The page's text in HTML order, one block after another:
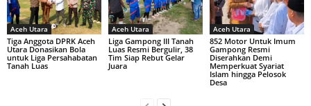
Aceh Utara
Tiga Anggota DPRK Aceh
Utara Donasikan Bola
untuk Liga Persahabatan
Tanah Luas
Aceh Utara
Liga Gampong III Tanah
Luas Resmi Bergulir, 38
Tim Siap Rebut Gelar
Juara
Aceh Utara
852 Motor Untuk Imum
Gampong Resmi
Diserahkan Demi
Memperkuat Syariat
Islam hingga Pelosok
Desa